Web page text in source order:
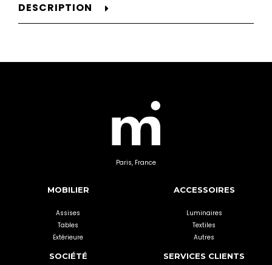
DESCRIPTION
Paris, France
MOBILIER
Assises
Tables
Extérieure
ACCESSOIRES
Luminaires
Textiles
Autres
SOCIÉTÉ SERVICES CLIENTS